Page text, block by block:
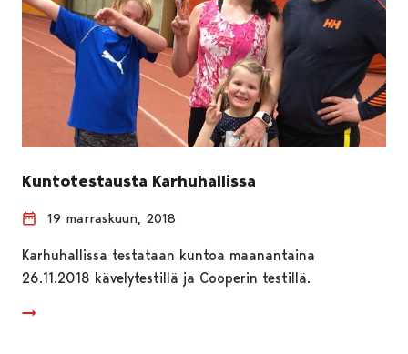
Kuntotestausta Karhuhallissa
19 marraskuun, 2018
Karhuhallissa testataan kuntoa maanantaina
26.11.2018 kävelytestillä ja Cooperin testillä.